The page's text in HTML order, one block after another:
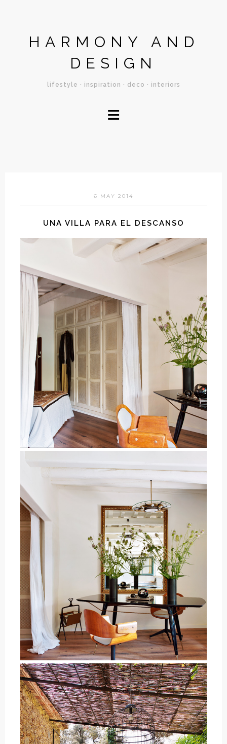
HARMONY AND
DESIGN
lifestyle · inspiration · deco · interiors
≡
6 MAY 2014
UNA VILLA PARA EL DESCANSO